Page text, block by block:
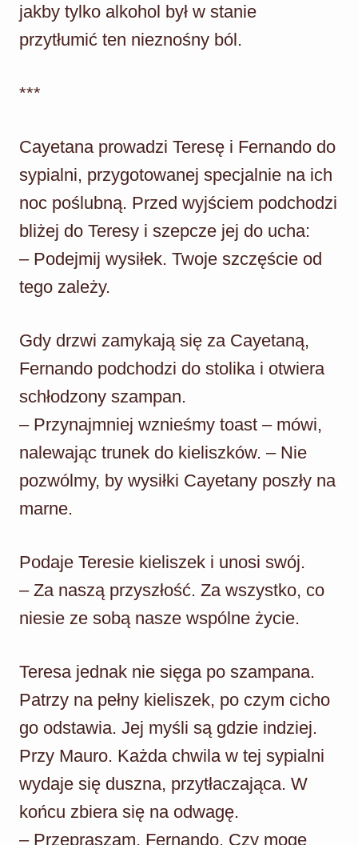
jakby tylko alkohol był w stanie
przytłumić ten nieznośny ból.
***
Cayetana prowadzi Teresę i Fernando do
sypialni, przygotowanej specjalnie na ich
noc poślubną. Przed wyjściem podchodzi
bliżej do Teresy i szepcze jej do ucha:
– Podejmij wysiłek. Twoje szczęście od
tego zależy.
Gdy drzwi zamykają się za Cayetaną,
Fernando podchodzi do stolika i otwiera
schłodzony szampan.
– Przynajmniej wznieśmy toast – mówi,
nalewając trunek do kieliszków. – Nie
pozwólmy, by wysiłki Cayetany poszły na
marne.
Podaje Teresie kieliszek i unosi swój.
– Za naszą przyszłość. Za wszystko, co
niesie ze sobą nasze wspólne życie.
Teresa jednak nie sięga po szampana.
Patrzy na pełny kieliszek, po czym cicho
go odstawia. Jej myśli są gdzie indziej.
Przy Mauro. Każda chwila w tej sypialni
wydaje się duszna, przytłaczająca. W
końcu zbiera się na odwagę.
– Przepraszam, Fernando. Czy mogę